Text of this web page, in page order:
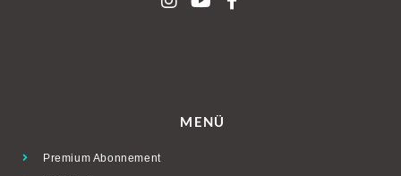
MENÜ
Premium Abonnement